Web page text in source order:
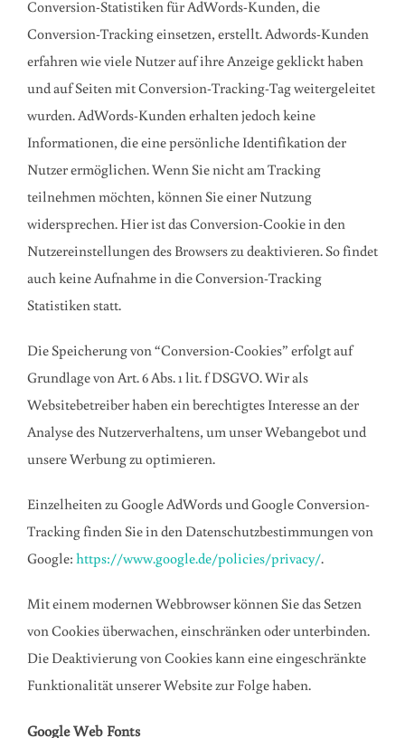
Conversion-Statistiken für AdWords-Kunden, die
Conversion-Tracking einsetzen, erstellt. Adwords-Kunden
erfahren wie viele Nutzer auf ihre Anzeige geklickt haben
und auf Seiten mit Conversion-Tracking-Tag weitergeleitet
wurden. AdWords-Kunden erhalten jedoch keine
Informationen, die eine persönliche Identifikation der
Nutzer ermöglichen. Wenn Sie nicht am Tracking
teilnehmen möchten, können Sie einer Nutzung
widersprechen. Hier ist das Conversion-Cookie in den
Nutzereinstellungen des Browsers zu deaktivieren. So findet
auch keine Aufnahme in die Conversion-Tracking
Statistiken statt.
Die Speicherung von “Conversion-Cookies” erfolgt auf
Grundlage von Art. 6 Abs. 1 lit. f DSGVO. Wir als
Websitebetreiber haben ein berechtigtes Interesse an der
Analyse des Nutzerverhaltens, um unser Webangebot und
unsere Werbung zu optimieren.
Einzelheiten zu Google AdWords und Google Conversion-
Tracking finden Sie in den Datenschutzbestimmungen von
Google: https://www.google.de/policies/privacy/.
Mit einem modernen Webbrowser können Sie das Setzen
von Cookies überwachen, einschränken oder unterbinden.
Die Deaktivierung von Cookies kann eine eingeschränkte
Funktionalität unserer Website zur Folge haben.
Google Web Fonts